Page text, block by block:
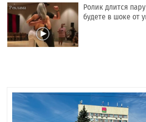
Ролик длится
будете в шоке от